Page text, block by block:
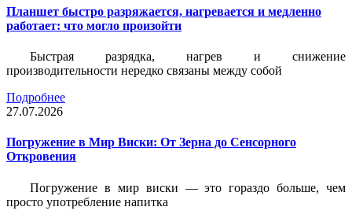
Планшет быстро разряжается, нагревается и медленно
работает: что могло произойти
Быстрая разрядка, нагрев и снижение
производительности нередко связаны между собой
Подробнее
27.07.2026
Погружение в Мир Виски: От Зерна до Сенсорного
Откровения
Погружение в мир виски — это гораздо больше, чем
просто употребление напитка